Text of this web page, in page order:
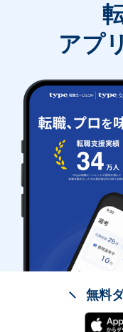
アプリ
無料